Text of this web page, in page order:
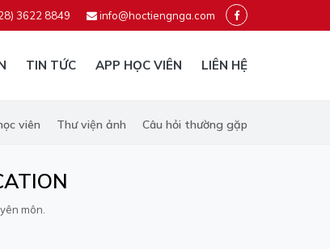
3622 8849 info@hoctiengnga.com
TIN TỨC APP HỌC VIÊN LIÊN HỆ
viên Thư viện ảnh Câu hỏi thường gặp
môn.